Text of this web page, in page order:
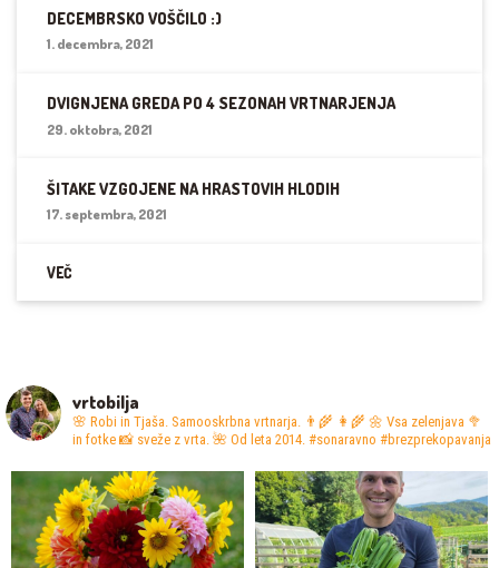
DECEMBRSKO VOŠČILO :)
1. decembra, 2021
DVIGNJENA GREDA PO 4 SEZONAH VRTNARJENJA
29. oktobra, 2021
ŠITAKE VZGOJENE NA HRASTOVIH HLODIH
17. septembra, 2021
VEČ
vrtobilja
🌸 Robi in Tjaša. Samooskrbna vrtnarja. 👨‍🌾 👩‍🌾 🌼 Vsa zelenjava 🥦
in fotke 📸 sveže z vrta. 🌺 Od leta 2014. #sonaravno #brezprekopavanja